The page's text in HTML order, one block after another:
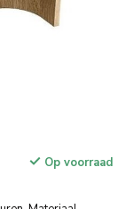
Op voorraad